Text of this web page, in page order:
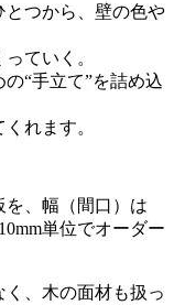
とつから、壁の色や
ていく。
“手立て”を詰め込
れます。
を、幅（間口）は
単位でオーダー
、木の面材も扱っ